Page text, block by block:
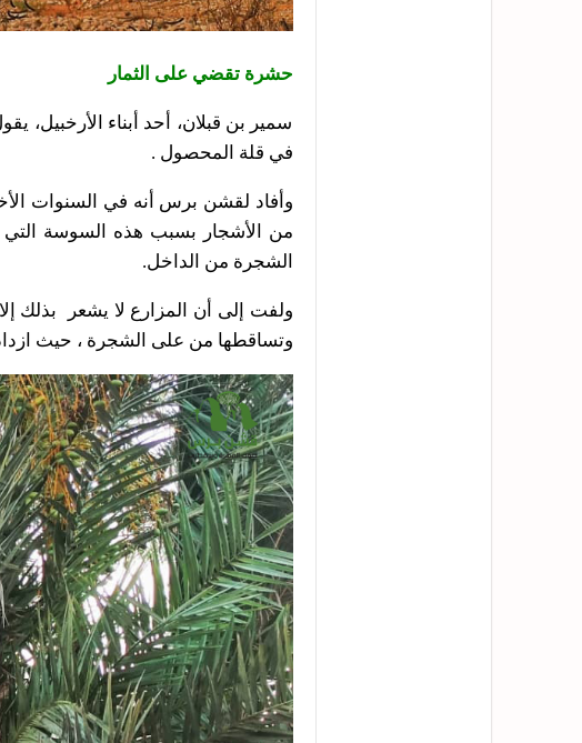
حشرة تقضي على الثمار
سمير بن قبلان، أحد أبناء
في قلة المحصول .
وأفاد لقشن برس أنه في السنوات
من الأشجار بسبب هذه السوسة التي
الشجرة من الداخل.
ولفت إلى أن المزارع لا يشعر بذلك
وتساقطها من على الشجرة ، حيث